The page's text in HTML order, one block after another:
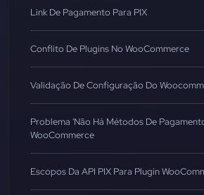
Link De Pagamento Para PIX
Conflito De Plugins No WooCommerce
Validação De Configuração Do
Problema 'Não Há Métodos De
WooCommerce
Escopos Da API PIX Para Plugin